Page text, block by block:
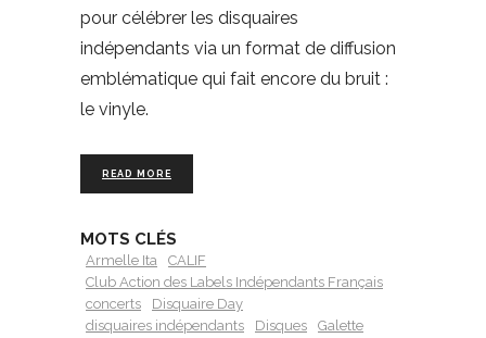
pour célébrer les disquaires
indépendants via un format de diffusion
emblématique qui fait encore du bruit :
le vinyle.
READ MORE
MOTS CLÉS
Armelle Ita
CALIF
Club Action des Labels Indépendants Français
concerts
Disquaire Day
disquaires indépendants
Disques
Galette